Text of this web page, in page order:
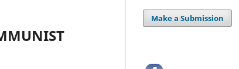
Make a Submission